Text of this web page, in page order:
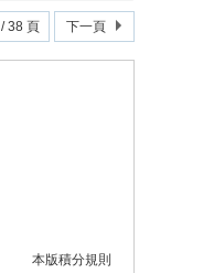
/ 38 頁 下一頁
本版積分規則